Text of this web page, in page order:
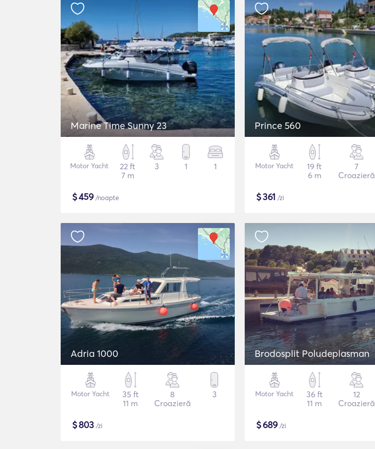
Marine Time Sunny 23
Motor Yacht
22 ft
7 m
3 1 1
$459/noapte
Prince 560
Motor Yacht
19 ft
6 m
7
Croazieră
$361 /zi
Adria 1000
Motor Yacht
35 ft
11 m
8
Croazieră
3
$803 /zi
Brodosplit Poludeplasman
Motor Yacht
36 ft
11 m
12
Croazieră
$689/zi